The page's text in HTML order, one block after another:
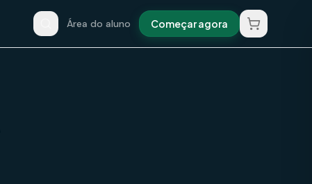
Área do aluno Começar agora